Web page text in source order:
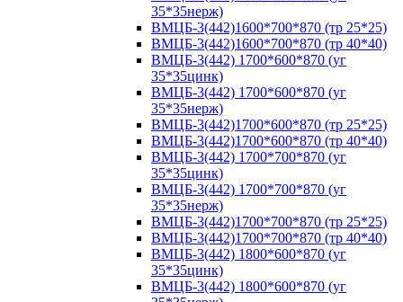
35*35нерж)
ВМЦБ-3(442)1600*700*870 (тр 25*25)
ВМЦБ-3(442)1600*700*870 (тр 40*40)
ВМЦБ-3(442) 1700*600*870 (уг
35*35цинк)
ВМЦБ-3(442) 1700*600*870 (уг
35*35нерж)
ВМЦБ-3(442)1700*600*870 (тр 25*25)
ВМЦБ-3(442)1700*600*870 (тр 40*40)
ВМЦБ-3(442) 1700*700*870 (уг
35*35цинк)
ВМЦБ-3(442) 1700*700*870 (уг
35*35нерж)
ВМЦБ-3(442)1700*700*870 (тр 25*25)
ВМЦБ-3(442)1700*700*870 (тр 40*40)
ВМЦБ-3(442) 1800*600*870 (уг
35*35цинк)
ВМЦБ-3(442) 1800*600*870 (уг